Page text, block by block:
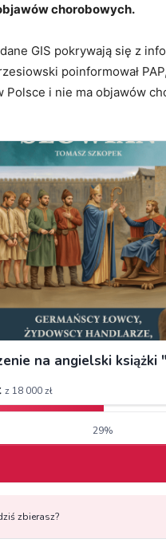
chorobowych.
GIS pokrywają się z
poinformował
Polsce i nie ma objawów